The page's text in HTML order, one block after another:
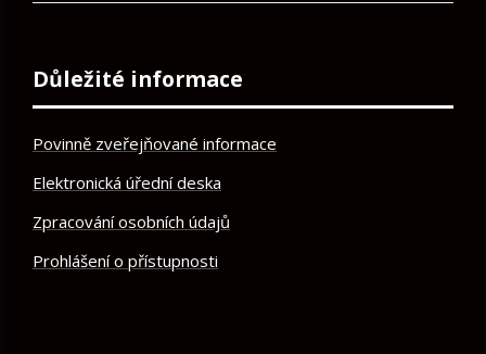
Důležité informace
Povinně zveřejňované informace
Elektronická úřední deska
Zpracování osobních údajů
Prohlášení o přístupnosti